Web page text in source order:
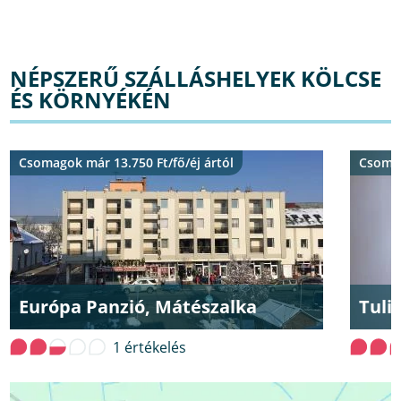
NÉPSZERŰ SZÁLLÁSHELYEK KÖLCSE
ÉS KÖRNYÉKÉN
Európa Panzió, Mátészalka
Csomagok már 13.750 Ft/fő/éj ártól
1 értékelés